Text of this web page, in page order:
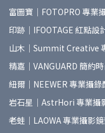
富圖寶｜FOTOPRO 專業
印跡｜IFOOTAGE 紅點設
山木｜Summit Creative
精嘉｜VANGUARD 簡約
紐爾｜NEEWER 專業攝錄
岩石星｜AstrHori 專業攝
老蛙｜LAOWA 專業攝影